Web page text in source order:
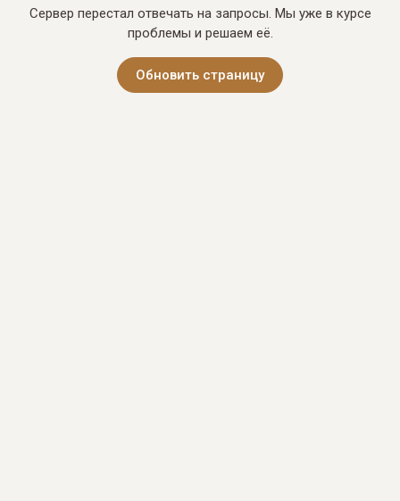
Сервер перестал отвечать на запросы. Мы уже в курсе
проблемы и решаем её.
Обновить страницу